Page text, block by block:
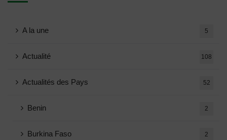
A la une 5
Actualité 108
Actualités des Pays 52
Benin 2
Burkina Faso 2